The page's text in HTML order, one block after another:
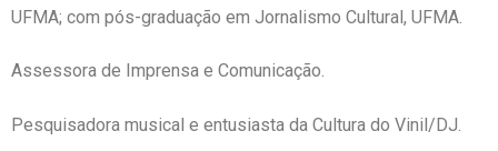
UFMA; com pós-graduação em Jornalismo Cultural, UFMA.
Assessora de Imprensa e Comunicação.
Pesquisadora musical e entusiasta da Cultura do Vinil/DJ.